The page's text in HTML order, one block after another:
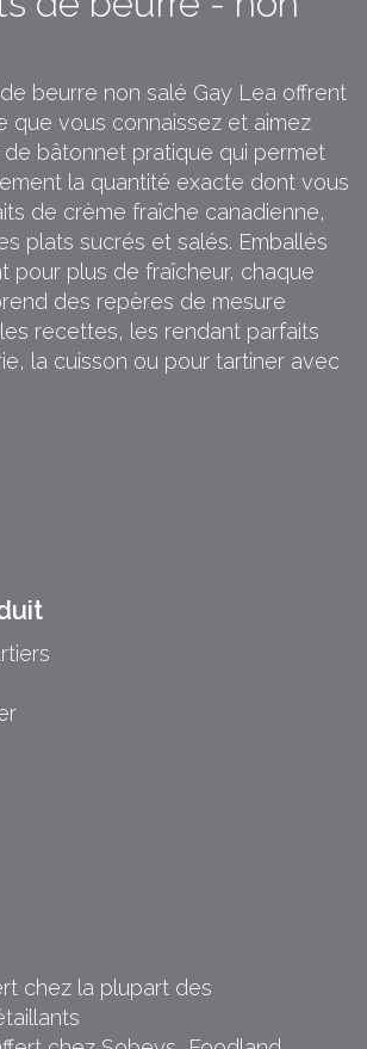
beurre non salé Gay Lea offrent
que vous connaissez et aimez
bâtonnet pratique qui permet
la quantité exacte dont vous
de crème fraîche canadienne,
plats sucrés et salés. Emballés
pour plus de fraîcheur, chaque
des repères de mesure
recettes, les rendant parfaits
la cuisson ou pour tartiner avec
chez la plupart des